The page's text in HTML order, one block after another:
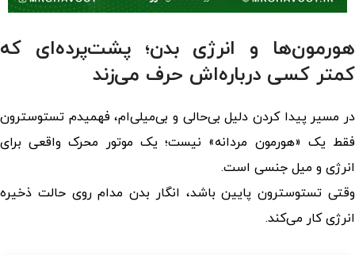
هورمون‌ها و انرژی بدن؛ پشت‌پرده‌ای که
کمتر کسی درباره‌اش حرف می‌زند
در مسیر پیدا کردن دلیل بی‌حالی و بی‌میلی‌ام، فهمیدم تستوسترون
فقط یک «هورمون مردانه» نیست؛ یک موتور محرک واقعی برای
انرژی و میل جنسی است.
وقتی تستوسترون پایین باشد، انگار بدن مدام روی حالت ذخیره
انرژی کار می‌کند.